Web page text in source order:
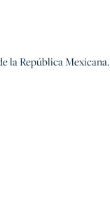
la República Mexicana.